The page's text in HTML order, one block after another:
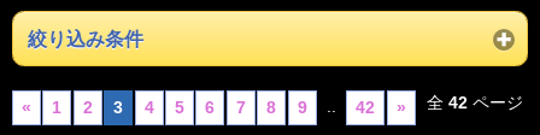
絞り込み条件
« 1 2 3 4 5 6 7 8 9 42 » 全42 ページ